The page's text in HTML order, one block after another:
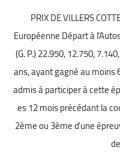
PRIX DE VILLERS
Européenne Départ à
(G. P.) 22.950, 12.750,
ans, ayant gagné au moins
admis à participer à cette
es 12 mois précédant la
2ème ou 3ème d'une